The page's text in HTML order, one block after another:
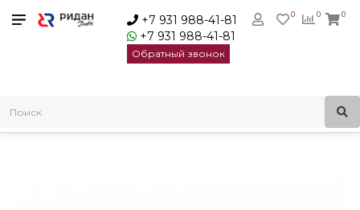
+7 931 988-41-81
+7 931 988-41-81
Обратный звонок
0
0 0
Поворотные регулирующие клапаны
Danfoss 065Z0400